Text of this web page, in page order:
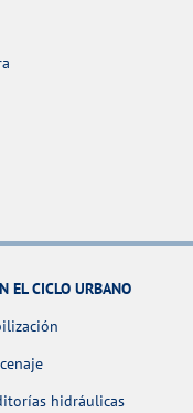
EL CICLO URBANO
hidráulicas